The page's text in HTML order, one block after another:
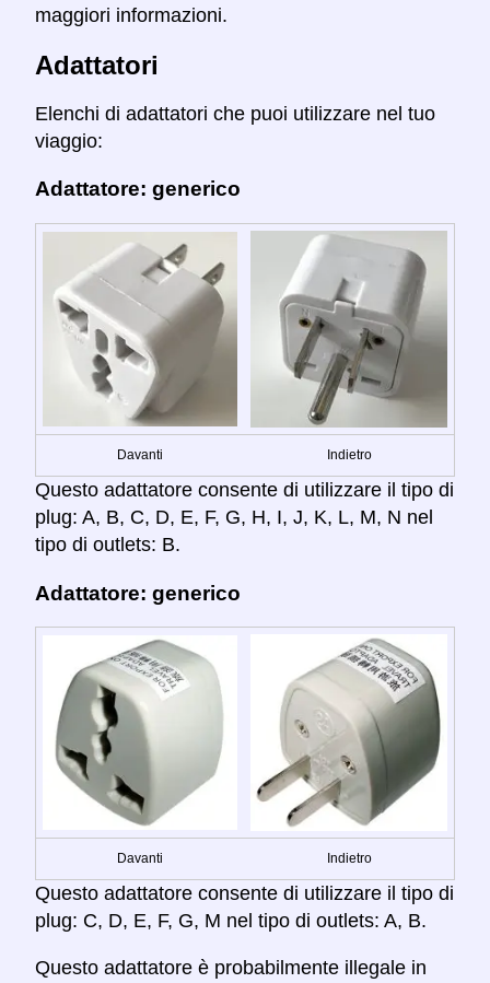
maggiori informazioni.
Adattatori
Elenchi di adattatori che puoi utilizzare nel tuo
viaggio:
Adattatore: generico
Davanti Indietro
Questo adattatore consente di utilizzare il tipo di
plug: A, B, C, D, E, F, G, H, I, J, K, L, M, N nel
tipo di outlets: B.
Adattatore: generico
Davanti Indietro
Questo adattatore consente di utilizzare il tipo di
plug: C, D, E, F, G, M nel tipo di outlets: A, B.
Questo adattatore è probabilmente illegale in